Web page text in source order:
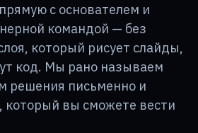
с основателем и
командой — без
который рисует слайды,
код. Мы рано называем
решения письменно и
который вы сможете вести